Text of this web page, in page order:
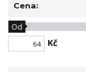
Cena:
Kč
Od